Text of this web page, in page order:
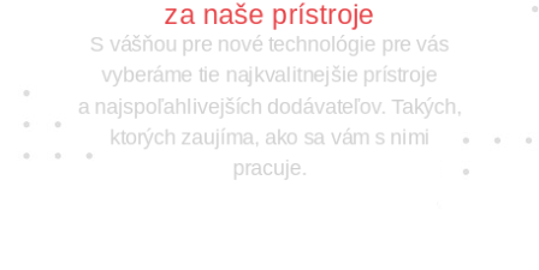
za naše prístroje
S vášňou pre nové technológie pre vás
vyberáme tie najkvalitnejšie prístroje
a najspoľahlivejších dodávateľov. Takých,
ktorých zaujíma, ako sa vám s nimi
pracuje.